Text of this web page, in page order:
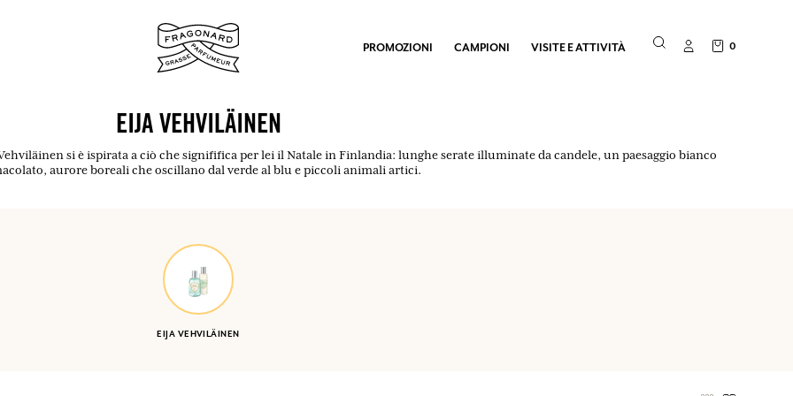
PROMOZIONI CAMPIONI VISITE E ATTIVITÀ 0
EIJA VEHVILÄINEN
si è ispirata a ciò che signififica per lei il Natale in Finlandia: lunghe serate illuminate da candele, un paesaggio bianco
aurore boreali che oscillano dal verde al blu e piccoli animali artici.
EIJA VEHVILÄINEN